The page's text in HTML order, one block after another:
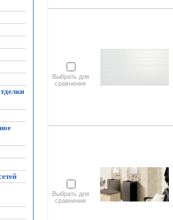
Выбрать для
сравнения
Выбрать для
сравнения